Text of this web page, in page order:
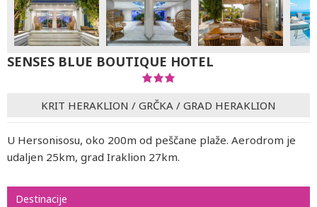
SENSES BLUE BOUTIQUE HOTEL
KRIT HERAKLION / GRČKA / GRAD HERAKLION
U Hersonisosu, oko 200m od peščane plaže. Aerodrom je
udaljen 25km, grad Iraklion 27km.
Destinacije